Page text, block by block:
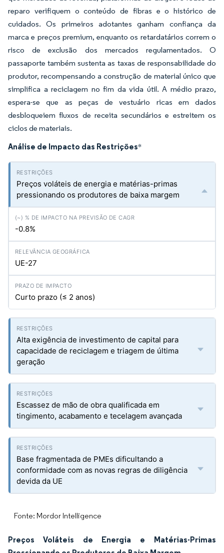
reparo verifiquem o conteúdo de fibras e o histórico de
cuidados. Os primeiros adotantes ganham confiança da
marca e preços premium, enquanto os retardatários correm o
risco de exclusão dos mercados regulamentados. O
passaporte também sustenta as taxas de responsabilidade do
produtor, recompensando a construção de material único que
simplifica a reciclagem no fim da vida útil. A médio prazo,
espera-se que as peças de vestuário ricas em dados
desbloqueiem fluxos de receita secundários e estreitem os
ciclos de materiais.
Análise de Impacto das Restrições*
Preços voláteis de energia e matérias-primas
pressionando os produtores de baixa margem
-0.8%
UE-27
Curto prazo (≤ 2 anos)
Alta exigência de investimento de capital para
capacidade de reciclagem e triagem de última
geração
Escassez de mão de obra qualificada em
tingimento, acabamento e tecelagem avançada
Base fragmentada de PMEs dificultando a
conformidade com as novas regras de diligência
devida da UE
Fonte: Mordor Intelligence
Preços Voláteis de Energia e Matérias-Primas